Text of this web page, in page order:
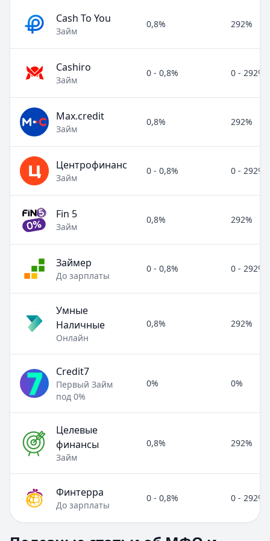
Cash To You
Займ
0,8% 292%
Cashiro
Займ
0 - 0,8% 0 - 292%
Max.credit
Займ
0,8% 292%
Центрофинанс
Займ
0 - 0,8% 0 - 292%
Fin 5
Займ
0,8% 292%
Займер
До зарплаты
0 - 0,8% 0 - 292%
Умные
Наличные
Онлайн
0,8% 292%
Credit7
Первый Займ
под 0%
0% 0%
Целевые
финансы
Займ
0,8% 292%
Финтерра
До зарплаты
0 - 0,8% 0 - 292%